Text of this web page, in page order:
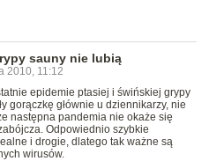
sauny nie lubią
2010, 11:12
epidemie ptasiej i świńskiej grypy
gorączkę głównie u dziennikarzy, nie
następna pandemia nie okaże się
Odpowiednio szybkie
i drogie, dlatego tak ważne są
wirusów.